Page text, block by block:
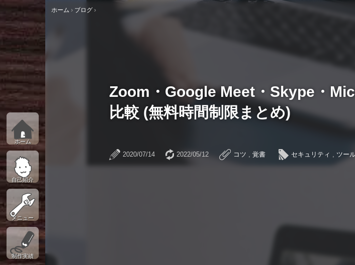
ホーム
自己紹介
メニュー
制作実績
ホーム › ブログ ›
Zoom・Google Meet・Skype・
比較 (無料時間制限まとめ)
2020/07/14 2022/05/12 コツ ,覚書 セキュリティ ツー